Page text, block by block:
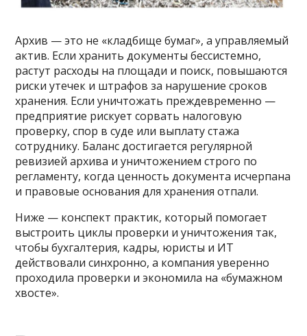
Архив — это не «кладбище бумаг», а управляемый
актив. Если хранить документы бессистемно,
растут расходы на площади и поиск, повышаются
риски утечек и штрафов за нарушение сроков
хранения. Если уничтожать преждевременно —
предприятие рискует сорвать налоговую
проверку, спор в суде или выплату стажа
сотруднику. Баланс достигается регулярной
ревизией архива и уничтожением строго по
регламенту, когда ценность документа исчерпана
и правовые основания для хранения отпали.
Ниже — конспект практик, который помогает
выстроить циклы проверки и уничтожения так,
чтобы бухгалтерия, кадры, юристы и ИТ
действовали синхронно, а компания уверенно
проходила проверки и экономила на «бумажном
хвосте».